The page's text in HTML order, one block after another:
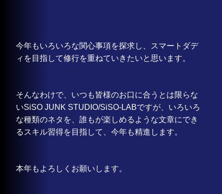
今年もいろいろな関心事項を探求し、スマートダデ
ィを目指して修行を重ねていきたいと思います。
そんなわけで、いつも皆様のお口に合うとは限らな
いSiSO JUNK STUDIO/SiSO-LABですが、いろいろ
な種類のネタを、誰もが楽しめるような文章にでき
るスキル習得を目指して、今年も精進します。
本年もよろしくお願いします。